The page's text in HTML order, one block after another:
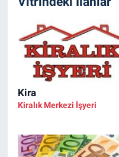
Kira
Kiralık Merkezi İşyeri